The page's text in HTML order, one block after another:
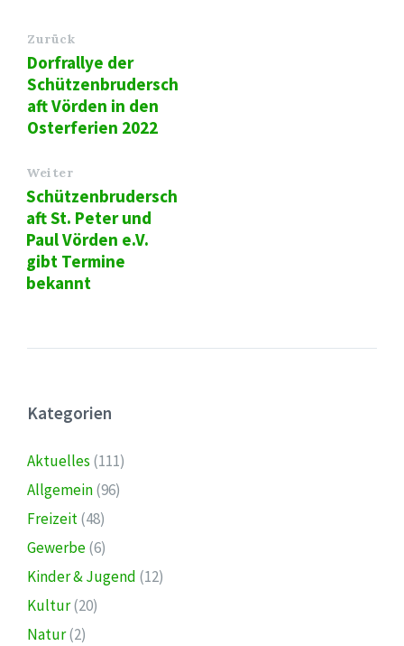
Zurück
Dorfrallye der
Schützenbrudersch
aft Vörden in den
Osterferien 2022
Weiter
Schützenbrudersch
aft St. Peter und
Paul Vörden e.V.
gibt Termine
bekannt
Kategorien
Aktuelles (111)
Allgemein(96)
Freizeit(48)
Gewerbe(6)
Kinder & Jugend (12)
Kultur(20)
Natur(2)